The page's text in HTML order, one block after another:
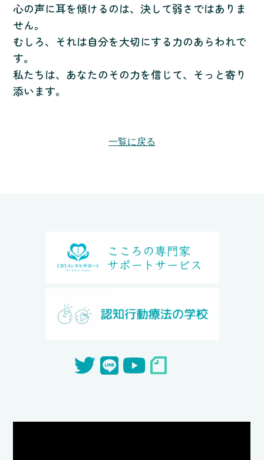
心の声に耳を傾けるのは、決して弱さではありま
せん。
むしろ、それは自分を大切にする力のあらわれで
す。
私たちは、あなたのその力を信じて、そっと寄り
添います。
一覧に戻る